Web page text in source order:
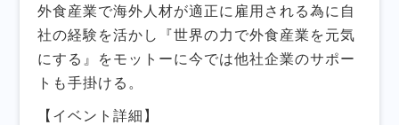
外食産業で海外人材が適正に雇用される為に自
社の経験を活かし『世界の力で外食産業を元気
にする』をモットーに今では他社企業のサポー
トも手掛ける。
【イベント詳細】